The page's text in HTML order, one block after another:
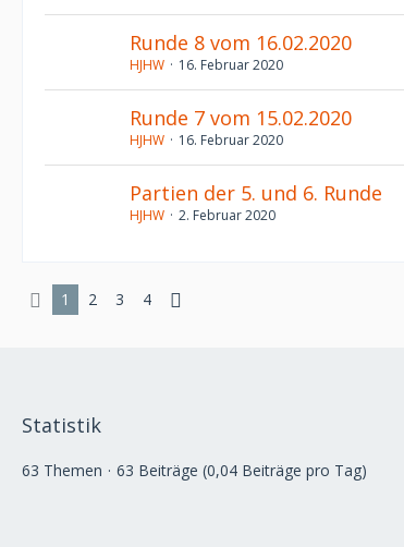
Runde 8 vom 16.02.2020
HJHW 16. Februar 2020
Runde 7 vom 15.02.2020
HJHW 16. Februar 2020
Partien der 5. und 6. Runde
HJHW 2. Februar 2020
1 2 3 4
Statistik
63 Themen 63 Beiträge (0,04 Beiträge pro Tag)